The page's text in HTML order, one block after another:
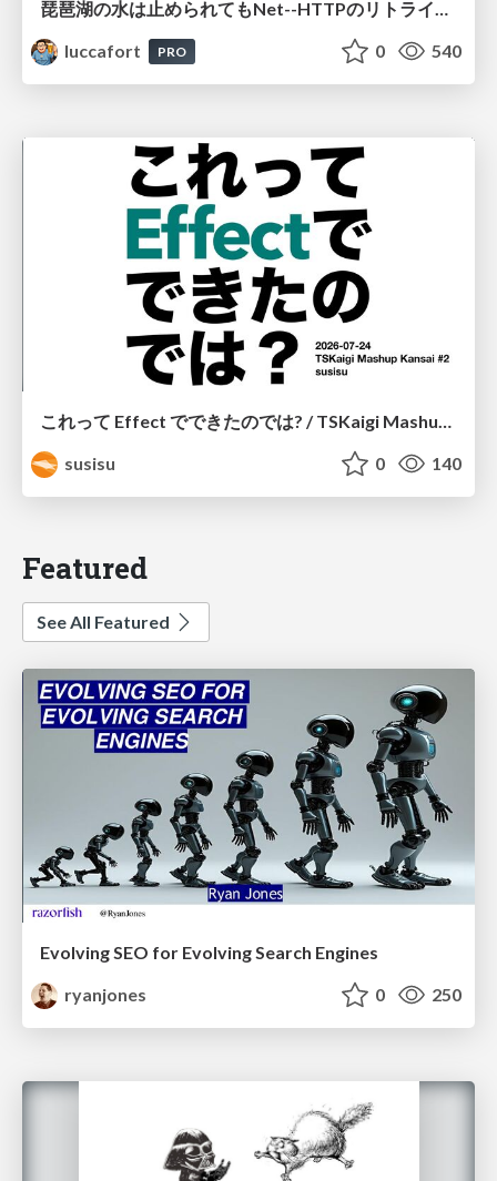
luccafort
PRO 0 540
これって Effect でできたのでは? / TSKaigi Mashup Kansai #2
susisu
0 140
Featured
See All Featured
Evolving SEO for Evolving Search Engines
ryanjones
0 250